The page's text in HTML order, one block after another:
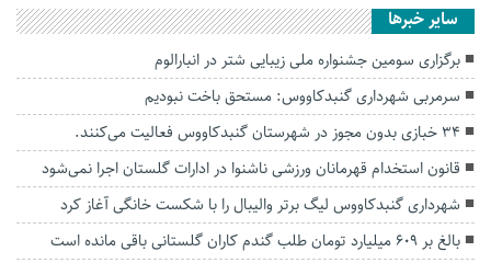
سایر خبرها
برگزاری سومین جشنواره ملی زیبایی شتر در انبارالوم
سرمربی شهرداری گنبدکاووس: مستحق باخت نبودیم
۳۴ خبازی بدون مجوز در شهرستان گنبدکاووس فعالیت می‌کنند.
قانون استخدام قهرمانان ورزشی ناشنوا در ادارات گلستان اجرا نمی‌شود
شهرداری گنبدکاووس لیگ برتر والیبال را با شکست خانگی آغاز کرد
بالغ بر ۶۰۹ میلیارد تومان طلب گندم کاران گلستانی باقی مانده است